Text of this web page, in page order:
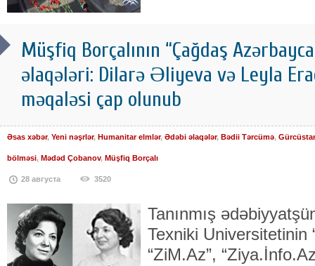
Müşfiq Borçalının “Çağdaş
əlaqələri: Dilarə Əliyeva və Leyla
məqaləsi çap olunub
Əsas xəbər, Yeni nəşrlər, Humanitar elmlər, Ədəbi əlaqələr, Bədii Tərcümə,
bölməsi, Mədəd Çobanov, Müşfiq Borçalı
28 августа 3520
Tanınmış
Texniki Universitetinin
“ZiM.Az”,